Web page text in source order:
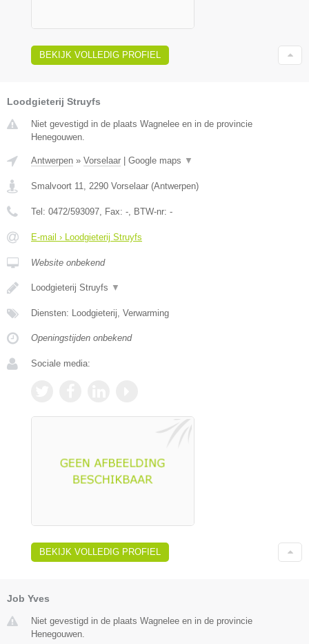
BEKIJK VOLLEDIG PROFIEL
Loodgieterij Struyfs
Niet gevestigd in de plaats Wagnelee en in de provincie
Henegouwen.
Antwerpen » Vorselaar Google maps ▼
Smalvoort 11, 2290 Vorselaar (Antwerpen)
Tel: 0472/593097, Fax: -, BTW-nr: -
E-mail › Loodgieterij Struyfs
Website onbekend
Loodgieterij Struyfs ▼
Diensten: Loodgieterij, Verwarming
Openingstijden onbekend
Sociale media:
BEKIJK VOLLEDIG PROFIEL
Job Yves
Niet gevestigd in de plaats Wagnelee en in de provincie
Henegouwen.